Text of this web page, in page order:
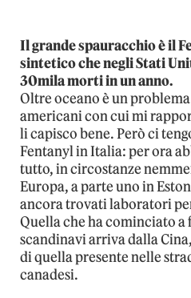
Il grande spauracchio è il
sintetico che negli Stati
30mila morti in un anno.
Oltre oceano è un
americani con cui mi
li capisco bene. Però ci
Fentanyl in Italia: per ora
tutto, in circostanze
Europa, a parte uno in
ancora trovati laboratori
Quella che ha cominciato a
scandinavi arriva dalla
di quella presente nelle
canadesi.